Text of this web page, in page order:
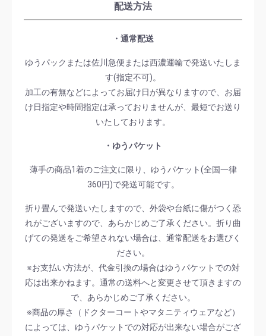
配送方法
・通常配送
ゆうパックまたは佐川急便または西濃運輸で発送いたしま
す(指定不可)。
加工の有無などによってお届け日が異なりますので、お届
け日指定や時間指定は承っておりませんが、最短でお送り
いたしております。
・ゆうパケット
薄手の商品1着のご注文に限り、ゆうパケット(全国一律
360円)で発送可能です。
折り畳んで発送いたしますので、外袋や台紙に傷がつく恐
れがございますので、あらかじめご了承ください。折り曲
げての発送をご希望されない場合は、通常配送をお選びく
ださい。
※お支払い方法が、代金引換の場合はゆうパケットでの対
応は出来かねます。通常の送料へと変更させて頂きますの
で、あらかじめご了承ください。
※商品の厚さ（ドクターコートやマタニティウェアなど）
によっては、ゆうパケットでの対応が出来ない場合がござ